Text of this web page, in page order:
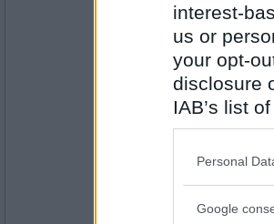
interest-
us or
your opt-
disclosure
IAB’s list
also be
Please
Personal
Google
12458
mossan3
Konstnär